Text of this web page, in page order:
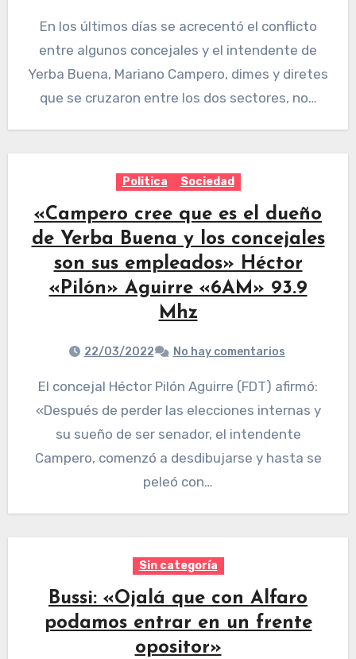
En los últimos días se acrecentó el conflicto
entre algunos concejales y el intendente de
Yerba Buena, Mariano Campero, dimes y diretes
que se cruzaron entre los dos sectores, no…
Politica Sociedad
«Campero cree que es el dueño
de Yerba Buena y los concejales
son sus empleados» Héctor
«Pilón» Aguirre «6AM» 93.9
Mhz
22/03/2022 No hay comentarios
El concejal Héctor Pilón Aguirre (FDT) afirmó:
«Después de perder las elecciones internas y
su sueño de ser senador, el intendente
Campero, comenzó a desdibujarse y hasta se
peleó con…
Sin categoría
Bussi: «Ojalá que con Alfaro
podamos entrar en un frente
opositor»